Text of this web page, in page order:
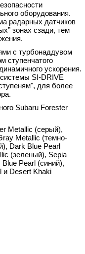
оборудования.
радарных датчиков
зонах сзади, тем
с турбонаддувом
ступенчатого
ускорения.
SI-DRIVE
для более
Subaru Forester
Metallic (серый),
Metallic (темно-
Dark Blue Pearl
(зеленый), Sepia
Pearl (синий),
и Desert Khaki